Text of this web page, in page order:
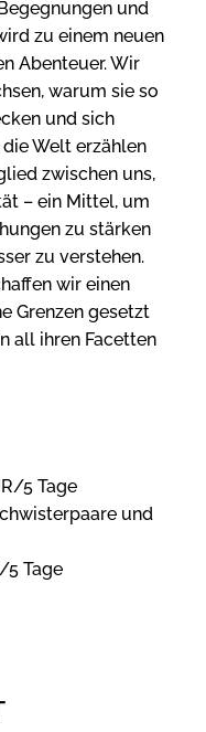
und
zu einem neuen
Abenteuer. Wir
warum sie so
und sich
Welt erzählen
zwischen uns,
– ein Mittel, um
zu stärken
zu verstehen.
wir einen
Grenzen gesetzt
all ihren Facetten
5 Tage
und
5 Tage